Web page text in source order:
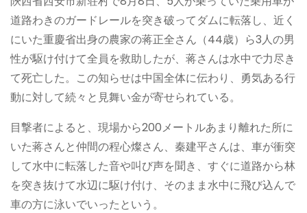
道路わきのガードレールを突き破ってダムに転落し、近く
にいた重慶省出身の農家の蒋正全さん（44歳）ら3人の男
性が駆け付けて全員を救助したが、蒋さんは水中で力尽き
て死亡した。この知らせは中国全体に伝わり、勇気ある行
動に対して続々と見舞い金が寄せられている。
目撃者によると、現場から200メートルあまり離れた所に
いた蒋さんと仲間の程心燦さん、秦建平さんは、車が衝突
して水中に転落した音や叫び声を聞き、すぐに道路から林
を突き抜けて水辺に駆け付け、そのまま水中に飛び込んで
車の方に泳いでいったという。